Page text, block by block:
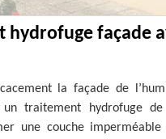
hydrofuge façade
la façade de
un traitement hydrofuge
une couche